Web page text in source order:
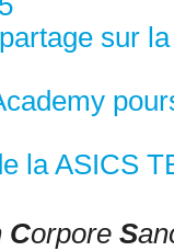
sur
la ASICS
Corpore S